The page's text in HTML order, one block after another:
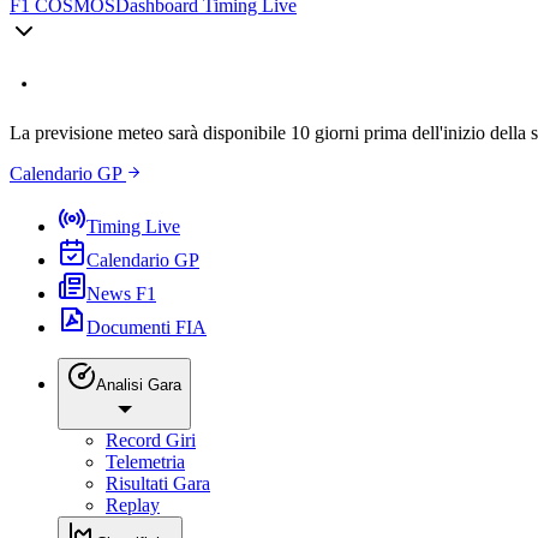
F1 COSMOSDashboard Timing Live
La previsione meteo sarà disponibile 10 giorni prima dell'inizio della
Calendario GP
Timing Live
Calendario GP
News F1
Documenti FIA
Analisi Gara
Record Giri
Telemetria
Risultati Gara
Replay